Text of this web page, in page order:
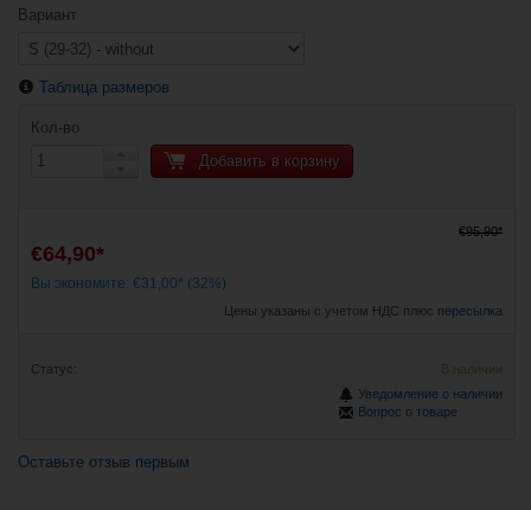
Оставьте отзыв первым
Вариант
Таблица размеров
Кол-во
Добавить в корзину
€95,90*
€64,90*
Вы экономите: €31,00* (32%)
Цены указаны с учетом НДС плюс пересылка
Статус:
В наличии
Уведомление о наличии
Вопрос о товаре